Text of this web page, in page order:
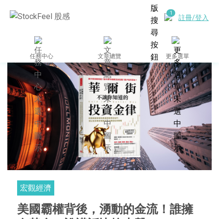
註冊/登入
任務中心 文章總覽 更多選單
宏觀經濟
美國霸權背後，湧動的金流！誰擁